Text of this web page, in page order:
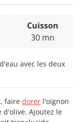
Cuisson
30 mn
avec les deux
faire dorer l'oignon
Ajoutez le